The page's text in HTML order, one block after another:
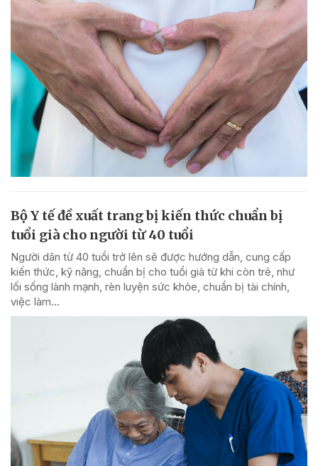
Bộ Y tế đề xuất trang bị kiến thức chuẩn bị
tuổi già cho người từ 40 tuổi
Người dân từ 40 tuổi trở lên sẽ được hướng dẫn, cung cấp
kiến thức, kỹ năng, chuẩn bị cho tuổi già từ khi còn trẻ, như
lối sống lành mạnh, rèn luyện sức khỏe, chuẩn bị tài chính,
việc làm...